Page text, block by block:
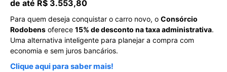
de até R$ 3.553,80
Para quem deseja conquistar o carro novo, o Consórcio
Rodobens oferece 15% de desconto na taxa administrativa.
Uma alternativa inteligente para planejar a compra com
economia e sem juros bancários.
Clique aqui para saber mais!